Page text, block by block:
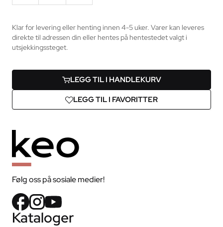
Klar for levering eller henting innen 4-5 uker. Varer kan leveres
direkte til adressen din eller hentes på hentestedet valgt i
utsjekkingssteget.
LEGG TIL I HANDLEKURV
LEGG TIL I FAVORITTER
Følg oss på sosiale medier!
Kataloger